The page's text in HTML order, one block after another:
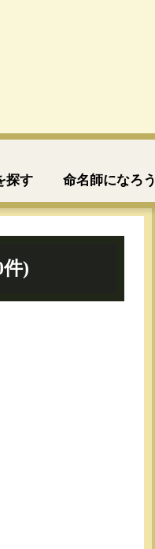
探す 命名師になろう
件)